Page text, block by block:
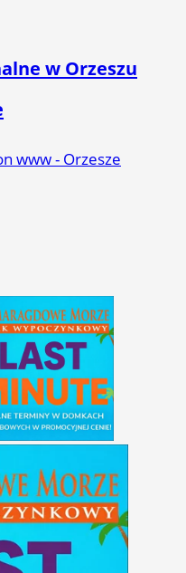
w Orzeszu
www - Orzesze